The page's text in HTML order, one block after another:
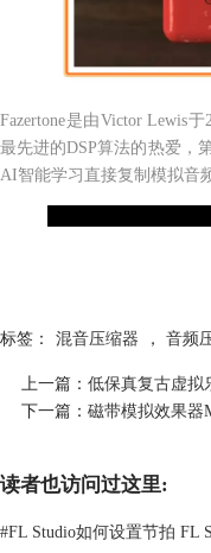
Fazertone是由Victor Lewis
最先进的DSP算法的热爱，
AI智能学习直接复制模拟音
可以根据自己的喜好来调整
如果你觉得力度不够，还可
标签： 混音压缩器 ， 音频
上一篇： 低保真复古虚拟
下一篇： 磁带模拟效果器
读者也访问过这里:
#FL Studio如何设置节拍 FL